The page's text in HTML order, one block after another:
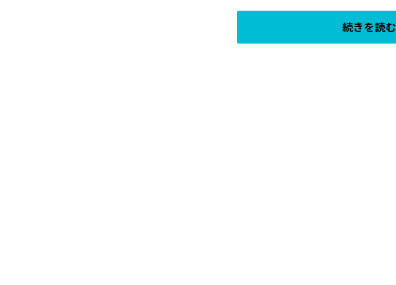
続きを読む